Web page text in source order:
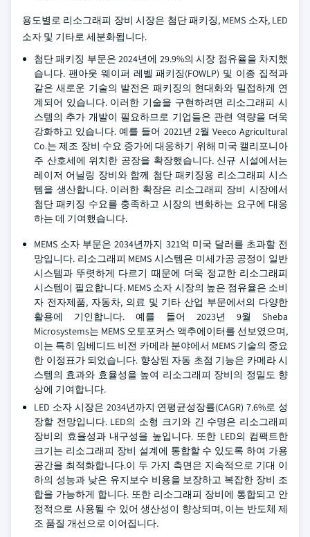
용도별로 리소그래피 장비 시장은 첨단 패키징, MEMS 소자, LED
소자 및 기타로 세분화됩니다.
첨단 패키징 부문은 2024년에 29.9%의 시장 점유율을 차지했
습니다. 팬아웃 웨이퍼 레벨 패키징(FOWLP) 및 이종 집적과
같은 새로운 기술의 발전은 패키징의 현대화와 밀접하게 연
계되어 있습니다. 이러한 기술을 구현하려면 리소그래피 시
스템의 추가 개발이 필요하므로 기업들은 관련 역량을 더욱
강화하고 있습니다. 예를 들어 2021년 2월 Veeco Agricultural
Co.는 제조 장비 수요 증가에 대응하기 위해 미국 캘리포니아
주 산호세에 위치한 공장을 확장했습니다. 신규 시설에서는
레이저 어닐링 장비와 함께 첨단 패키징용 리소그래피 시스
템을 생산합니다. 이러한 확장은 리소그래피 장비 시장에서
첨단 패키징 수요를 충족하고 시장의 변화하는 요구에 대응
하는 데 기여했습니다.
MEMS 소자 부문은 2034년까지 321억 미국 달러를 초과할 전
망입니다. 리소그래피 MEMS 시스템은 미세가공 공정이 일반
시스템과 뚜렷하게 다르기 때문에 더욱 정교한 리소그래피
시스템이 필요합니다. MEMS 소자 시장의 높은 점유율은 소비
자 전자제품, 자동차, 의료 및 기타 산업 부문에서의 다양한
활용에 기인합니다. 예를 들어 2023년 9월 Sheba
Microsystems는 MEMS 오토포커스 액추에이터를 선보였으며,
이는 특히 임베디드 비전 카메라 분야에서 MEMS 기술의 중요
한 이정표가 되었습니다. 향상된 자동 초점 기능은 카메라 시
스템의 효과와 효율성을 높여 리소그래피 장비의 정밀도 향
상에 기여합니다.
LED 소자 시장은 2034년까지 연평균성장률(CAGR) 7.6%로 성
장할 전망입니다. LED의 소형 크기와 긴 수명은 리소그래피
장비의 효율성과 내구성을 높입니다. 또한 LED의 컴팩트한
크기는 리소그래피 장비 설계에 통합할 수 있도록 하여 가용
공간을 최적화합니다.이 두 가지 측면은 지속적으로 기대 이
하의 성능과 낮은 유지보수 비용을 보장하고 복잡한 장비 조
합을 가능하게 합니다. 또한 리소그래피 장비에 통합되고 안
정적으로 사용될 수 있어 생산성이 향상되며, 이는 반도체 제
조 품질 개선으로 이어집니다.